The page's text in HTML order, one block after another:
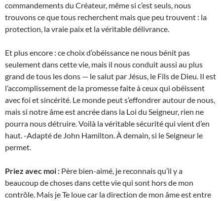
commandements du Créateur, même si c’est seuls, nous
trouvons ce que tous recherchent mais que peu trouvent : la
protection, la vraie paix et la véritable délivrance.
Et plus encore : ce choix d’obéissance ne nous bénit pas
seulement dans cette vie, mais il nous conduit aussi au plus
grand de tous les dons — le salut par Jésus, le Fils de Dieu. Il est
l’accomplissement de la promesse faite à ceux qui obéissent
avec foi et sincérité. Le monde peut s’effondrer autour de nous,
mais si notre âme est ancrée dans la Loi du Seigneur, rien ne
pourra nous détruire. Voilà la véritable sécurité qui vient d’en
haut. -Adapté de John Hamilton. À demain, si le Seigneur le
permet.
Priez avec moi : Père bien-aimé, je reconnais qu’il y a
beaucoup de choses dans cette vie qui sont hors de mon
contrôle. Mais je Te loue car la direction de mon âme est entre